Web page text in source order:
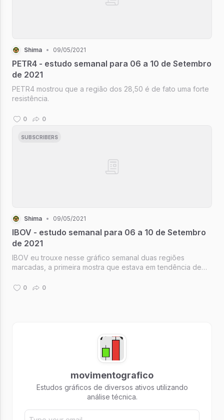
Shima • 09/05/2021
PETR4 - estudo semanal para 06 a 10 de Setembro
de 2021
PETR4 mostrou que a região dos 28,50 é de fato uma forte
resistência.
0 0
SUBSCRIBERS
Shima • 09/05/2021
IBOV - estudo semanal para 06 a 10 de Setembro
de 2021
IBOV eu trouxe nesse gráfico semanal duas regiões
marcadas, a primeira mostra que estava em tendência de
retomando a tendência principal.
0 0
movimentografico
Estudos gráficos de diversos ativos utilizando
análise técnica.